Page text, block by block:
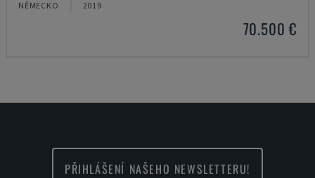
NĚMECKO 2019
70.500 €
PŘIHLÁŠENÍ NAŠEHO NEWSLETTERU!